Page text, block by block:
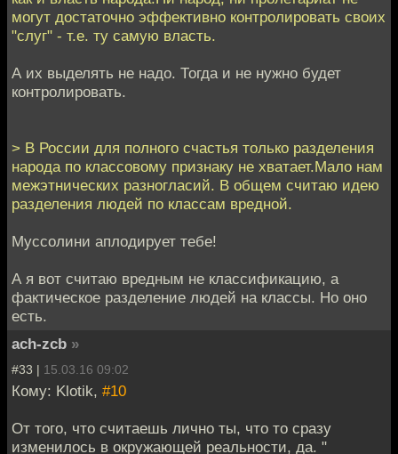
могут достаточно эффективно контролировать своих
"слуг" - т.е. ту самую власть.
А их выделять не надо. Тогда и не нужно будет
контролировать.
> В России для полного счастья только разделения
народа по классовому признаку не хватает.Мало нам
межэтнических разногласий. В общем считаю идею
разделения людей по классам вредной.
Муссолини аплодирует тебе!
А я вот считаю вредным не классификацию, а
фактическое разделение людей на классы. Но оно
есть.
ach-zcb »
#33 | 15.03.16 09:02
Кому: Klotik, #10
От того, что считаешь лично ты, что то сразу
изменилось в окружающей реальности, да. "